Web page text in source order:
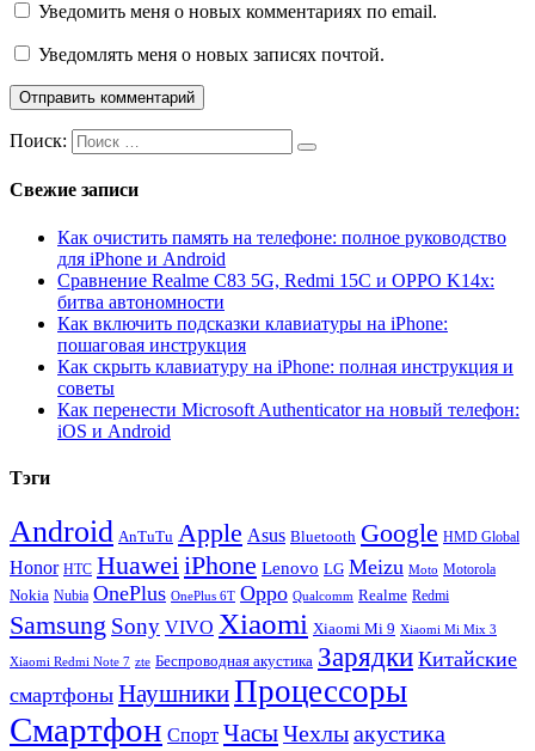
Уведомить меня о новых комментариях по email.
Уведомлять меня о новых записях почтой.
Поиск:
Свежие записи
Как очистить память на телефоне: полное руководство
для iPhone и Android
Сравнение Realme C83 5G, Redmi 15C и OPPO K14x:
битва автономности
Как включить подсказки клавиатуры на iPhone:
пошаговая инструкция
Как скрыть клавиатуру на iPhone: полная инструкция и
советы
Как перенести Microsoft Authenticator на новый телефон:
iOS и Android
Тэги
Android AnTuTu Apple Asus Bluetooth Google HMD Global
Honor HTC HuaweiiPhone Lenovo LG Meizu Moto Motorola
Nokia Nubia OnePlus OnePlus 6T Oppo Qualcomm Realme Redmi
Samsung Sony VIVO Xiaomi Xiaomi Mi 9 Xiaomi Mi Mix 3
Xiaomi Redmi Note 7 zte Беспроводная акустика Зарядки Китайские
смартфоны НаушникиПроцессоры
Смартфон Спорт ЧасыЧехлыакустика